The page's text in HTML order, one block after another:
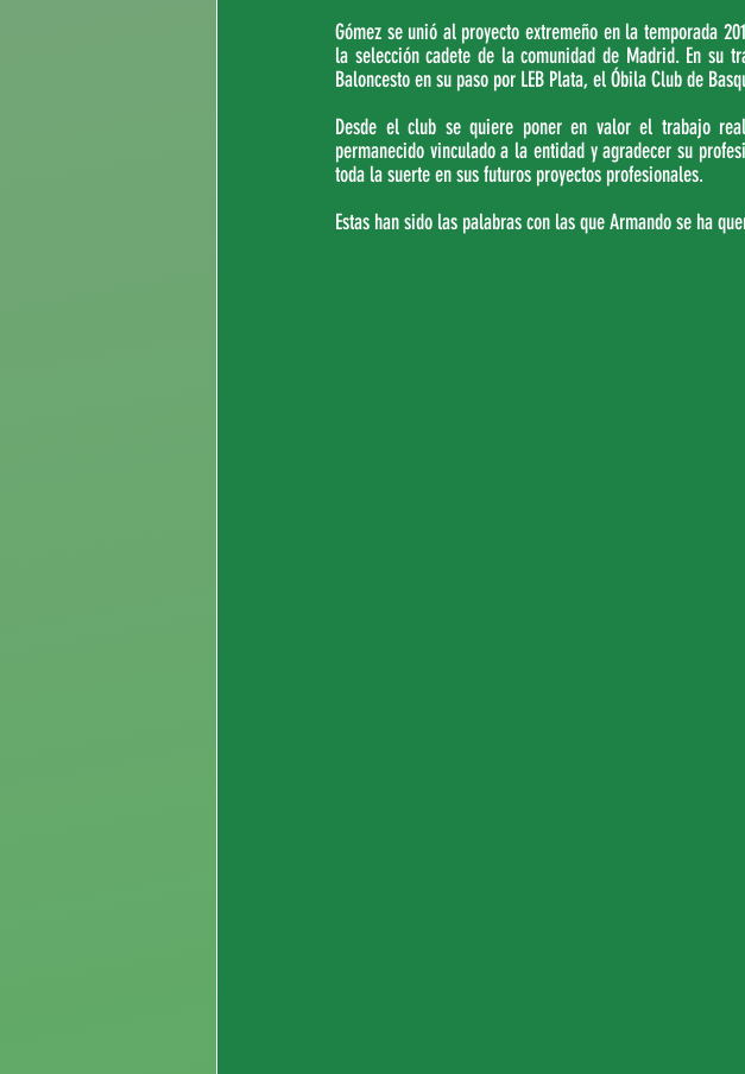
Gómez se unió al proyecto extremeño en la temporada
la selección cadete de la comunidad de Madrid. En su
Baloncesto en su paso por LEB Plata, el Óbila Club de
Desde el club se quiere poner en valor el trabajo
permanecido vinculado a la entidad y agradecer su
toda la suerte en sus futuros proyectos profesionales.
Estas han sido las palabras con las que Armando se ha